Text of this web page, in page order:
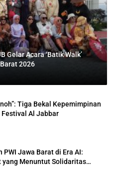
Gelar Acara ‘Batik Walk’
2026
Tiga Bekal Kepemimpinan
Al Jabbar
PWI Jawa Barat di Era AI:
yang Menuntut Solidaritas